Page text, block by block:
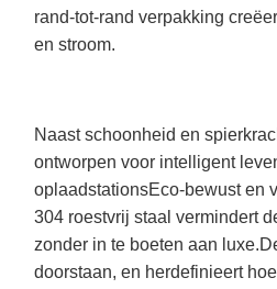
rand-tot-rand verpakking
en stroom.
Naast schoonheid en
ontworpen voor intelligent
oplaadstationsEco-bewust en
304 roestvrij staal vermindert
zonder in te boeten aan
doorstaan, en herdefinieert